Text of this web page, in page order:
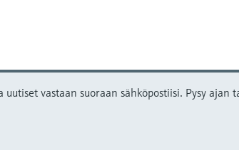
vastaan suoraan sähköpostiisi. Pysy